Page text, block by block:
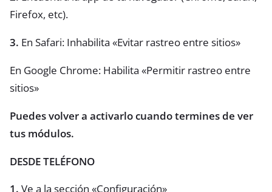
Firefox, etc).
3. En Safari: Inhabilita «Evitar rastreo entre sitios»
En Google Chrome: Habilita «Permitir rastreo entre
sitios»
Puedes volver a activarlo cuando termines de ver
tus módulos.
DESDE TELÉFONO
1. Ve a la sección «Configuración»